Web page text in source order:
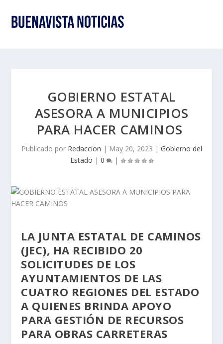
GOBIERNO ESTATAL
ASESORA A MUNICIPIOS
PARA HACER CAMINOS
Publicado por Redaccion | May 20, 2023 | Gobierno del
Estado | 0 |
LA JUNTA ESTATAL DE CAMINOS
(JEC), HA RECIBIDO 20
SOLICITUDES DE LOS
AYUNTAMIENTOS DE LAS
CUATRO REGIONES DEL ESTADO
A QUIENES BRINDA APOYO
PARA GESTIÓN DE RECURSOS
PARA OBRAS CARRETERAS